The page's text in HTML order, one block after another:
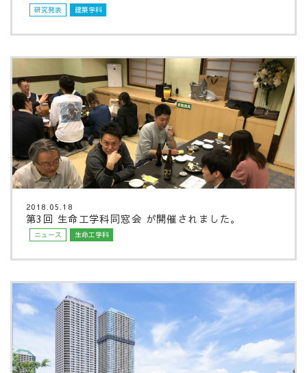
研究発表 建築学科
2018.05.18
第3回 生命工学科同窓会 が開催されました。
ニュース 生命工学科